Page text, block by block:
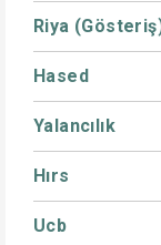
Riya
Hased
Yalancılık
Hırs
Ucb